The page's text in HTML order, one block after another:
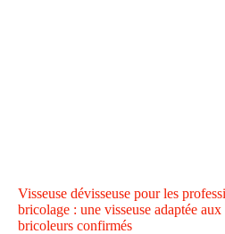
Visseuse dévisseuse pour les
bricolage : une visseuse adaptée aux
bricoleurs confirmés